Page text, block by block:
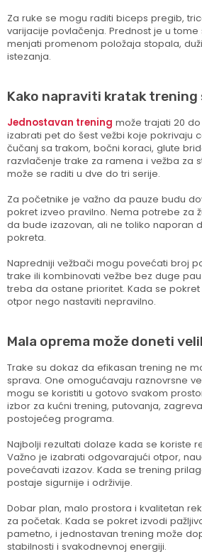
Za ruke se mogu raditi biceps pregib,
varijacije povlačenja. Prednost je u
menjati promenom položaja stopala,
istezanja.
Kako napraviti kratak trening
Jednostavan trening može trajati 20
izabrati pet do šest vežbi koje pokrivaju
čučanj sa trakom, bočni koraci, glute
razvlačenje trake za ramena i vežba za
može se raditi u dve do tri serije.
Za početnike je važno da pauze budu
pokret izveo pravilno. Nema potrebe za
da bude izazovan, ali ne toliko naporan
pokreta.
Napredniji vežbači mogu povećati broj
trake ili kombinovati vežbe bez duge
treba da ostane prioritet. Kada se
otpor nego nastaviti nepravilno.
Mala oprema može doneti
Trake su dokaz da efikasan trening ne
sprava. One omogućavaju raznovrsne
mogu se koristiti u gotovo svakom
izbor za kućni trening, putovanja,
postojećeg programa.
Najbolji rezultati dolaze kada se koriste
Važno je izabrati odgovarajući otpor,
povećavati izazov. Kada se trening
postaje sigurnije i održivije.
Dobar plan, malo prostora i kvalitetan
za početak. Kada se pokret izvodi
pametno, i jednostavan trening može
stabilnosti i svakodnevnoj energiji.